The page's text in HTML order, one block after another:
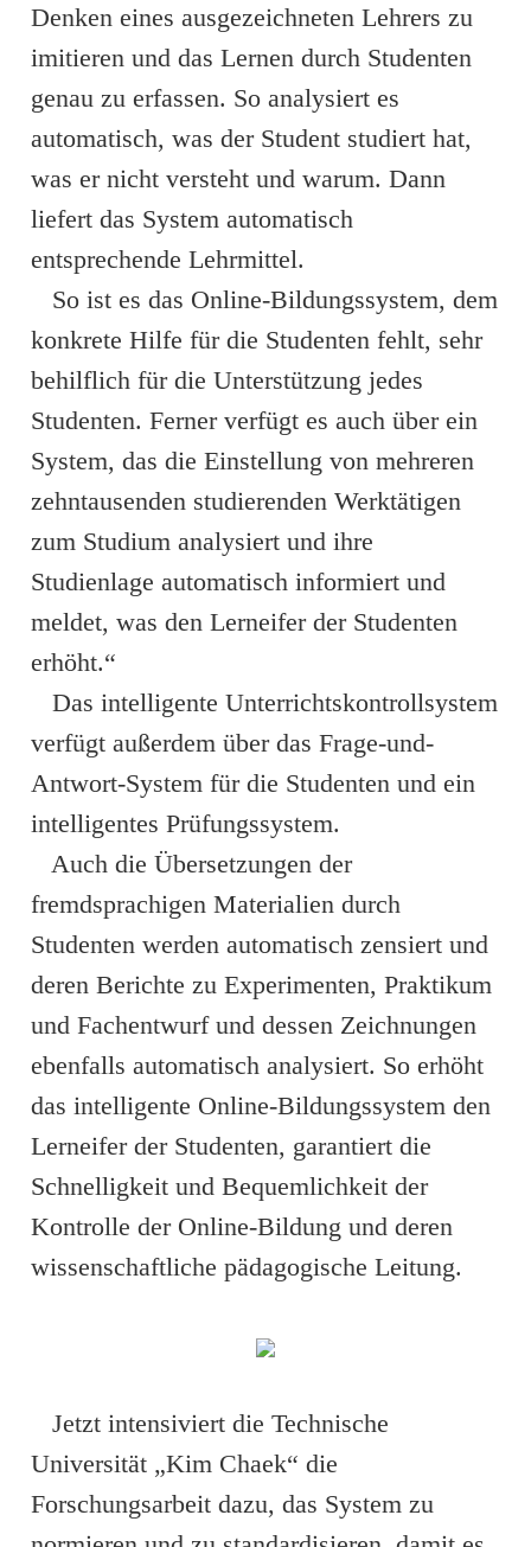
Denken eines ausgezeichneten Lehrers zu
imitieren und das Lernen durch Studenten
genau zu erfassen. So analysiert es
automatisch, was der Student studiert hat,
was er nicht versteht und warum. Dann
liefert das System automatisch
entsprechende Lehrmittel.
So ist es das Online-Bildungssystem, dem
konkrete Hilfe für die Studenten fehlt, sehr
behilflich für die Unterstützung jedes
Studenten. Ferner verfügt es auch über ein
System, das die Einstellung von mehreren
zehntausenden studierenden Werktätigen
zum Studium analysiert und ihre
Studienlage automatisch informiert und
meldet, was den Lerneifer der Studenten
erhöht.“
Das intelligente Unterrichtskontrollsystem
verfügt außerdem über das Frage-und-
Antwort-System für die Studenten und ein
intelligentes Prüfungssystem.
Auch die Übersetzungen der
fremdsprachigen Materialien durch
Studenten werden automatisch zensiert und
deren Berichte zu Experimenten, Praktikum
und Fachentwurf und dessen Zeichnungen
ebenfalls automatisch analysiert. So erhöht
das intelligente Online-Bildungssystem den
Lerneifer der Studenten, garantiert die
Schnelligkeit und Bequemlichkeit der
Kontrolle der Online-Bildung und deren
wissenschaftliche pädagogische Leitung.
Jetzt intensiviert die Technische
Universität „Kim Chaek“ die
Forschungsarbeit dazu, das System zu